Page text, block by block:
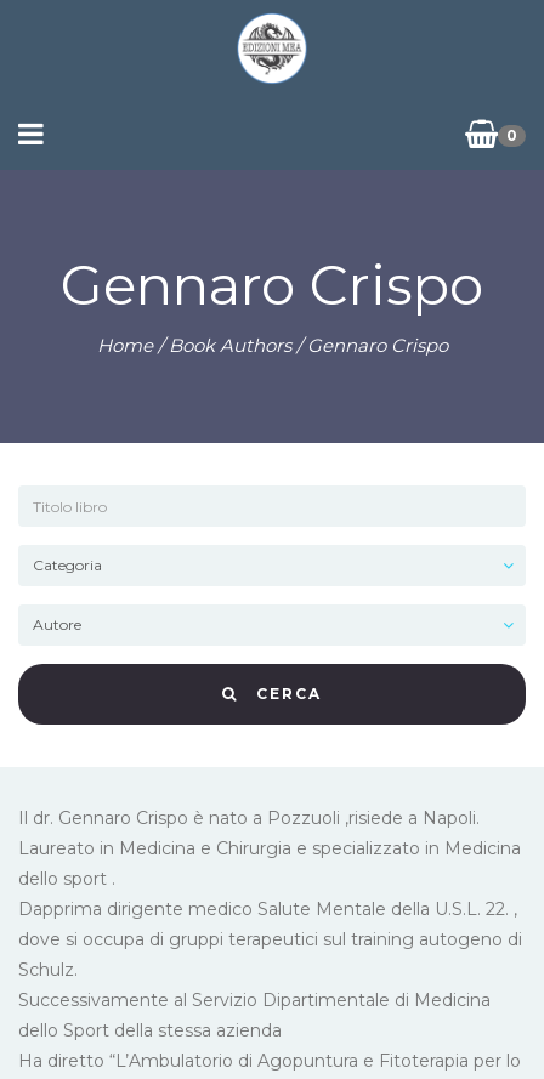
0
Gennaro Crispo
Home/ Book Authors / Gennaro Crispo
CERCA
Il dr. Gennaro Crispo è nato a Pozzuoli ,risiede a Napoli.
Laureato in Medicina e Chirurgia e specializzato in Medicina
dello sport .
Dapprima dirigente medico Salute Mentale della U.S.L. 22. ,
dove si occupa di gruppi terapeutici sul training autogeno di
Schulz.
Successivamente al Servizio Dipartimentale di Medicina
dello Sport della stessa azienda
Ha diretto “L’Ambulatorio di Agopuntura e Fitoterapia per lo